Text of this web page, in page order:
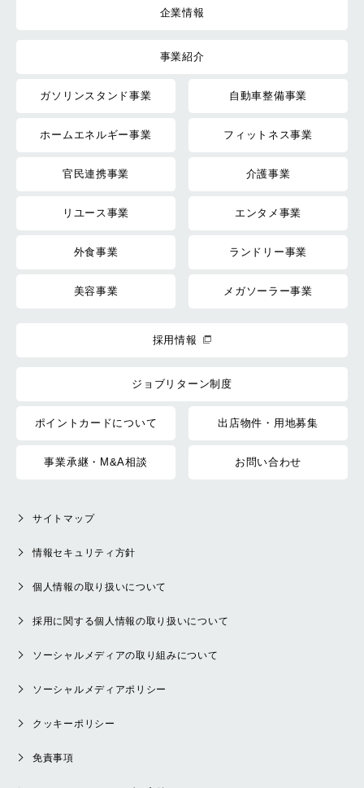
企業情報
事業紹介
ガソリンスタンド事業 自動車整備事業
ホームエネルギー事業 フィットネス事業
官民連携事業 介護事業
リユース事業 エンタメ事業
外食事業 ランドリー事業
美容事業 メガソーラー事業
採用情報
ジョブリターン制度
ポイントカードについて 出店物件・用地募集
事業承継・M&A相談 お問い合わせ
サイトマップ
情報セキュリティ方針
個人情報の取り扱いについて
採用に関する個人情報の取り扱いについて
ソーシャルメディアの取り組みについて
ソーシャルメディアポリシー
クッキーポリシー
免責事項